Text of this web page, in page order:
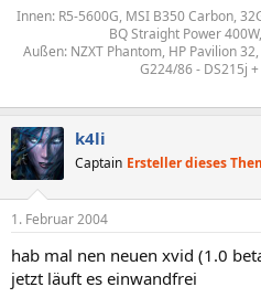
Innen: R5-5600G, MSI B350 Carbon,
BQ Straight Power
Außen: NZXT Phantom, HP Pavilion
G224/86 - DS215j
k4li
Captain Ersteller dieses
1. Februar 2004
hab mal nen neuen xvid (1.0
jetzt läuft es einwandfrei